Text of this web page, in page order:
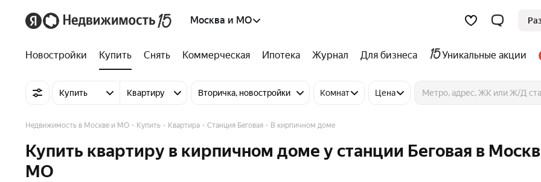
Москва и МО
Новостройки Купить Снять Коммерческая Ипотека Журнал Для бизнеса Уникальные акции
Купить Квартиру Вторичка, новостройки Комнат Цена
Недвижимость в Москве и МО Купить Квартира Станция Беговая В кирпичном доме
Купить квартиру в кирпичном доме у станции Беговая в
МО